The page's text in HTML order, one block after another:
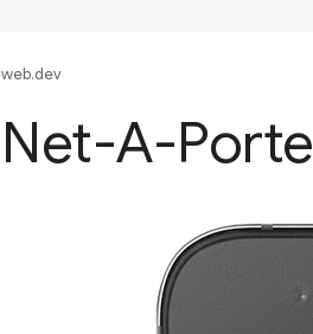
web.dev
Net-A-